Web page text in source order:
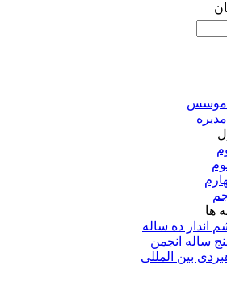
ها
انداز ده ساله
ساله انجمن
بین المللی